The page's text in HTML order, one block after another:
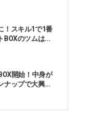
ルム
iPhone8/7用2枚セッ
Max（6.5 インチ）用
！スキル1で1番
BOXのツムは...
開始！中身が
ナップで大興...